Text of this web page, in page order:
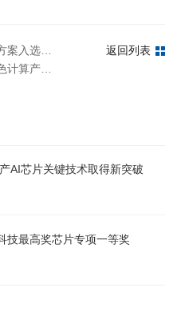
上一篇：鲲云科技智慧安监解决方案入选WIC智能科技创新应用优秀案例
返回列表
AI芯片关键技术取得新突破
技最高奖芯片专项一等奖